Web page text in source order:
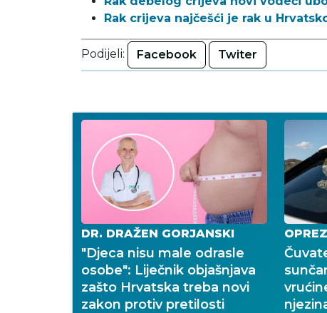
Rak crijeva najčešći je rak u
Podijeli: Facebook Twiter
DR. DRAŽEN GORJANSKI
"Djeca nisu male odrasle
osobe": Liječnik objašnjava
zašto Hrvatska treba novi
zakon protiv pretilosti
OPREZ